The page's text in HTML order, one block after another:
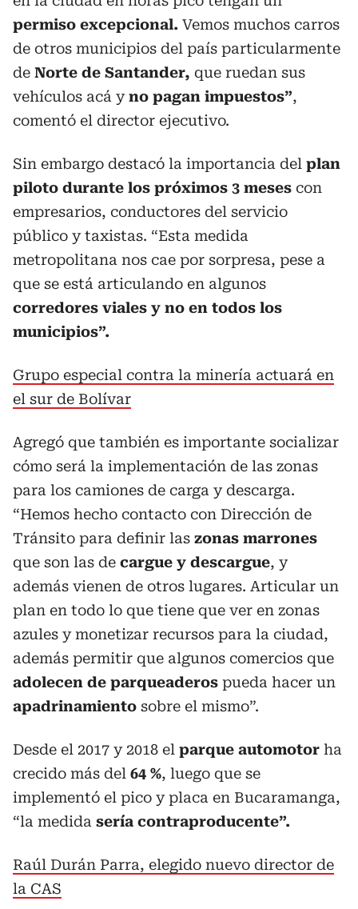
permiso excepcional. Vemos muchos carros
de otros municipios del país particularmente
de Norte de Santander, que ruedan sus
vehículos acá yno pagan impuestos”,
comentó el director ejecutivo.
Sin embargo destacó la importancia del plan
piloto durante los próximos 3 meses con
empresarios, conductores del servicio
público y taxistas. “Esta medida
metropolitana nos cae por sorpresa, pese a
que se está articulando en algunos
corredores viales y no en todos los
municipios”.
Grupo especial contra la minería actuará en
el sur de Bolívar
Agregó que también es importante socializar
cómo será la implementación de las zonas
para los camiones de carga y descarga.
“Hemos hecho contacto con Dirección de
Tránsito para definir las zonas marrones
que son las de cargue y descargue, y
además vienen de otros lugares. Articular un
plan en todo lo que tiene que ver en zonas
azules y monetizar recursos para la ciudad,
además permitir que algunos comercios que
adolecen de parqueaderos pueda hacer un
apadrinamiento sobre el mismo”.
Desde el 2017 y 2018 el parque automotor ha
crecido más del 64 %, luego que se
implementó el pico y placa en Bucaramanga,
“la medida sería contraproducente”.
Raúl Durán Parra, elegido nuevo director de
la CAS